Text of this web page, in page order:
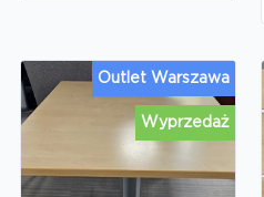
Wyprzedaż
Outlet Warszawa